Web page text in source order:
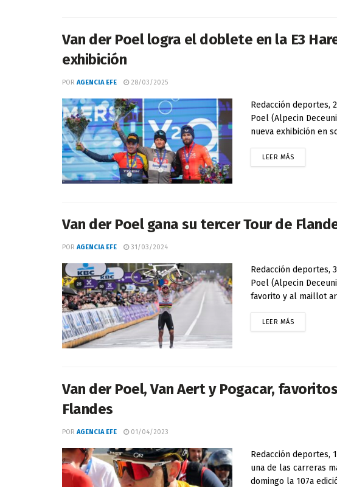
Van der Poel logra el doblete en la E3
exhibición
POR AGENCIA EFE 28/03/2025
Redacción deportes,
Poel (Alpecin
nueva exhibición en
LEER MÁS
Van der Poel gana su tercer Tour de
POR AGENCIA EFE 31/03/2024
Redacción deportes,
Poel (Alpecin
favorito y al maillot
LEER MÁS
Van der Poel, Van Aert y Pogacar,
Flandes
POR AGENCIA EFE 01/04/2023
Redacción deportes,
una de las carreras
domingo la 107a